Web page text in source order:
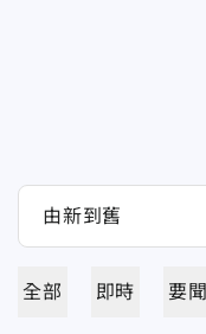
全部 即時 要聞